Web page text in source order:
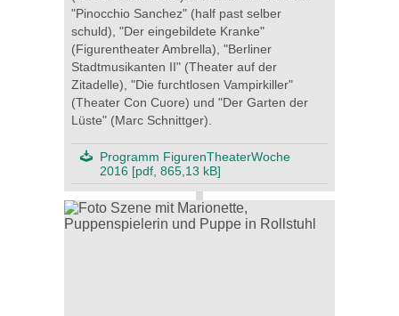
"Pinocchio Sanchez" (half past selber
schuld), "Der eingebildete Kranke"
(Figurentheater Ambrella), "Berliner
Stadtmusikanten II" (Theater auf der
Zitadelle), "Die furchtlosen Vampirkiller"
(Theater Con Cuore) und "Der Garten der
Lüste" (Marc Schnittger).
Programm FigurenTheaterWoche
2016 [pdf, 865,13 kB]